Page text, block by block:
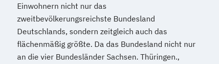
Einwohnern nicht nur das
zweitbevölkerungsreichste Bundesland
Deutschlands, sondern zeitgleich auch das
flächenmäßig größte. Da das Bundesland nicht nur
an die vier Bundesländer Sachsen. Thüringen.,